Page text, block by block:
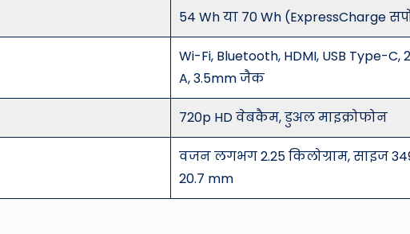
54 Wh या 70 Wh (ExpressCharge
Wi-Fi, Bluetooth, HDMI, USB Type-C,
A, 3.5mm जैक
720p HD वेबकैम, डुअल माइक्रोफोन
वजन लगभग 2.25 किलोग्राम, साइज
20.7 mm